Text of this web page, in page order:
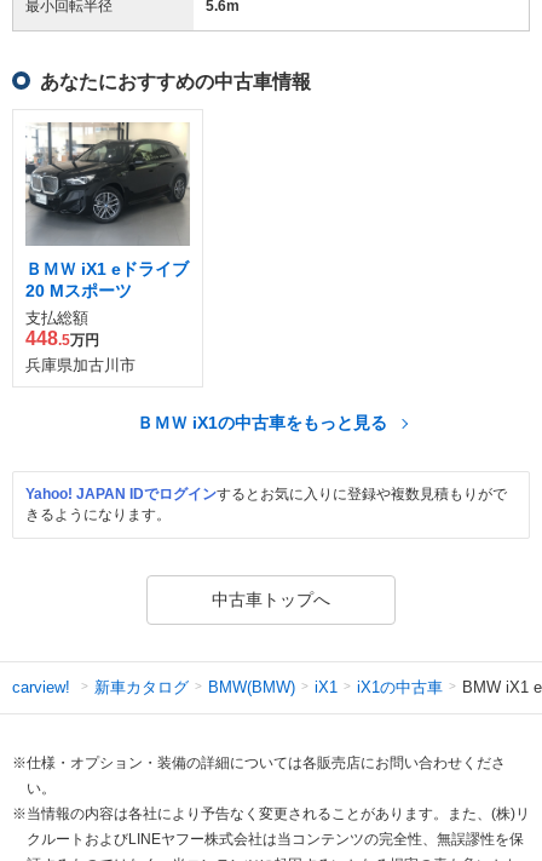
最小回転半径 5.6m
あなたにおすすめの中古車情報
ＢＭＷ iX1 eドライブ
20 Mスポーツ
支払総額
448.5万円
兵庫県加古川市
ＢＭＷ iX1の中古車をもっと見る
Yahoo! JAPAN IDでログインするとお気に入りに登録や複数見積もりがで
きるようになります。
中古車トップへ
carview! 新車カタログ BMW(BMW) iX1 iX1の中古車 BMW iX1
※仕様・オプション・装備の詳細については各販売店にお問い合わせくださ
い。
※当情報の内容は各社により予告なく変更されることがあります。また、(株)リ
クルートおよびLINEヤフー株式会社は当コンテンツの完全性、無誤謬性を保